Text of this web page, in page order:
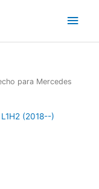
para Mercedes
(2018--)